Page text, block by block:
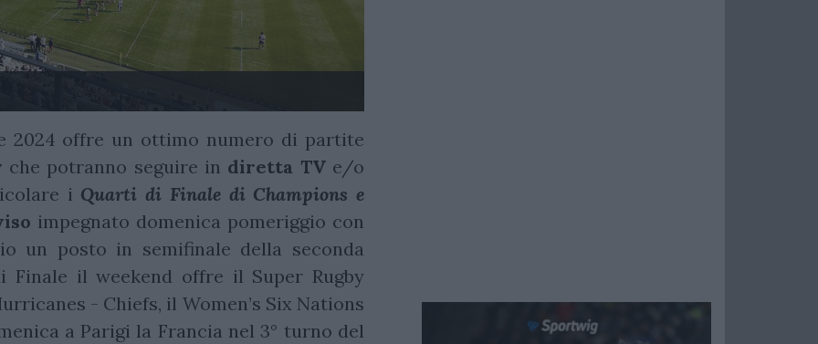
2024 offre un ottimo numero di partite
che potranno seguire in diretta TVe/o
i Quarti di Finale di Champions e
impegnato domenica pomeriggio con
un posto in semifinale della seconda
Finale il weekend offre il Super Rugby
- Chiefs, il Women’s Six Nations
a Parigi la Francia nel 3° turno del